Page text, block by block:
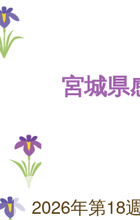
宮城県
2026年第18